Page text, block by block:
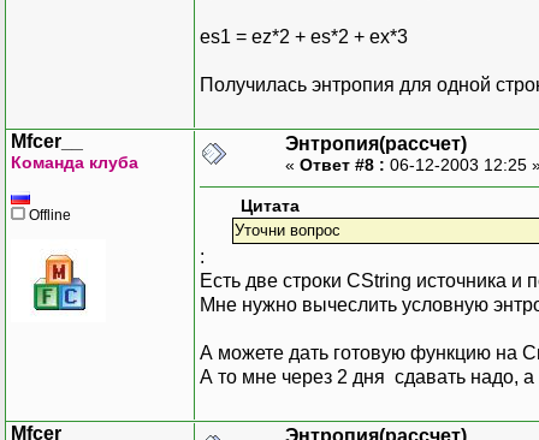
es1 = ez*2 + es*2 + ex*3
Получилась энтропия для одной
Mfcer__
Команда клуба
Offline
Энтропия(рассчет)
« Ответ #8 : 06-12-2003 12:25
Цитата
Уточни вопрос
:
Есть две строки CString источника и
Мне нужно вычеслить условную
А можете дать готовую функцию на
А то мне через 2 дня сдавать надо, а
Mfcer__ Энтропия(рассчет)